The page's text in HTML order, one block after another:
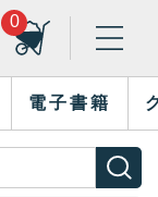
0
電子書籍